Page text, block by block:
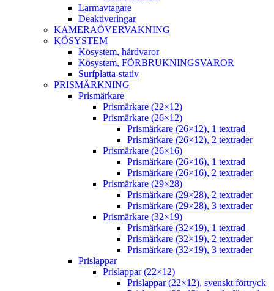
Larmavtagare
Deaktiveringar
KAMERAÖVERVAKNING
KÖSYSTEM
Kösystem, hårdvaror
Kösystem, FÖRBRUKNINGSVAROR
Surfplatta-stativ
PRISMÄRKNING
Prismärkare
Prismärkare (22×12)
Prismärkare (26×12)
Prismärkare (26×12), 1 textrad
Prismärkare (26×12), 2 textrader
Prismärkare (26×16)
Prismärkare (26×16), 1 textrad
Prismärkare (26×16), 2 textrader
Prismärkare (29×28)
Prismärkare (29×28), 2 textrader
Prismärkare (29×28), 3 textrader
Prismärkare (32×19)
Prismärkare (32×19), 1 textrad
Prismärkare (32×19), 2 textrader
Prismärkare (32×19), 3 textrader
Prislappar
Prislappar (22×12)
Prislappar (22×12), svenskt förtryck